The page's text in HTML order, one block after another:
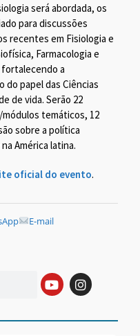
será abordada, os
para discussões
recentes em Fisiologia e
Farmacologia e
a
do papel das Ciências
de vida. Serão 22
temáticos, 12
sobre a política
América latina.
oficial do evento.
E-mail